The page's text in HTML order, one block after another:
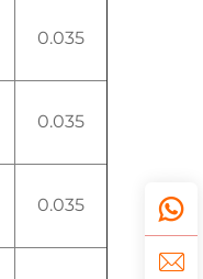
0.035
0.035
0.035